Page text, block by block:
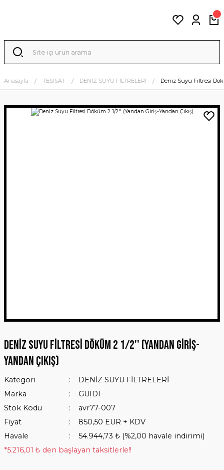
Anasayfa TESİSAT DENİZ SUYU FİLTRELERİ Deniz Suyu Filtresi
Deniz Suyu Filtresi Döküm 2 1/2'' (Yandan Giriş-
Yandan Çıkış)
Kategori
DENİZ SUYU FİLTRELERİ
Marka
GUIDI
Stok Kodu
avr77-007
Fiyat
850,50 EUR + KDV
Havale
54.944,73 ₺ (%2,00 havale indirimi)
*5.216,01 ₺ den başlayan taksitlerle!!